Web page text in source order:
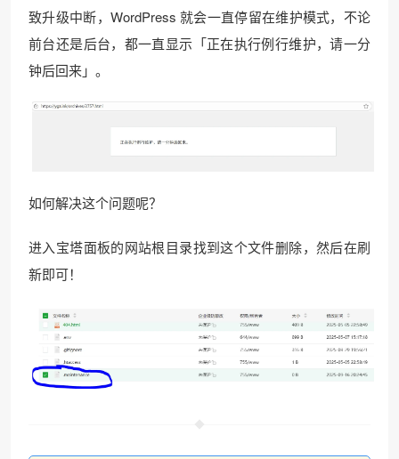
致升级中断，WordPress 就会一直停留在维护模式，不论
前台还是后台，都一直显示「正在执行例行维护，请一分
钟后回来」。
如何解决这个问题呢？
进入宝塔面板的网站根目录找到这个文件删除，然后在刷
新即可！